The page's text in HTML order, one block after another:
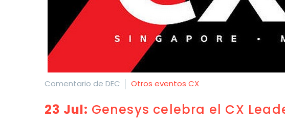
Comentario de DEC Otros eventos CX
23 Jul: Genesys celebra el CX